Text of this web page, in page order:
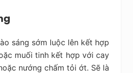
sáng sớm luộc lên kết hợp
muối tinh kết hợp với cay
nướng chấm tỏi ớt. Sẽ là